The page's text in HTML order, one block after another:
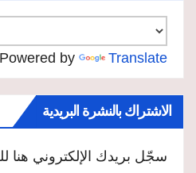
Powered by Translate
الاشتراك بالنشرة البريدية
سجّل بريدك الإلكتروني